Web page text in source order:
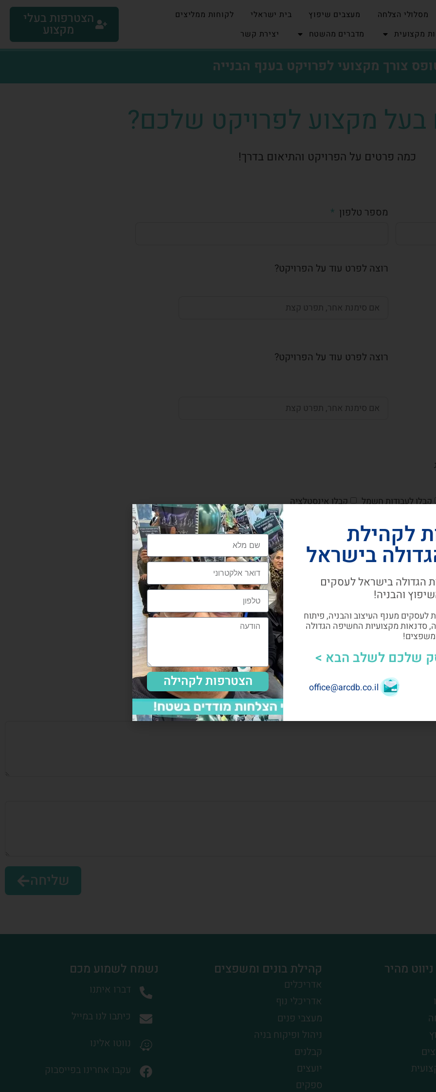
מסלולי הצלחה מעצבים שיפוץ בית ישראלי
לקוחות ממליצים
מקצועית
מדברים מהשטח יצירת קשר
הצטרפות בעלי
מקצוע
צורך מקצועי לפרויקט בענף הבנייה
מקצוע לפרויקט שלכם?
כמה פרטים על הפרויקט והתיאום בדרך!
מספר טלפון
רוצה לפרט עוד על הפרויקט?
רוצה לפרט עוד על הפרויקט?
קבלן לעבודות חשמל
קבלן אינסטלציה
חיפויים פרקטים
וילונות וטפטים
בריכות דקים
חלונות תרמים
חימום תת רצפתי
יועץ תאורה
מרכז הארץ צפון
שליחה
ניווט מהיר קהילת בונים ומשפצים
אדריכלים
אדריכלי נוף
מעצבי פנים
ניהול ופיקוח בניה
קבלנים
יועצים
ספקים
נשמח לשמוע מכם
דברו איתנו
כיתבו לנו במייל
נווטו אלינו
עקבו אחרינו בפייסבוק
לקהילת
בישראל
הגדולה בישראל לעסקים
והבניה!
אמיתית לעסקים מענף העיצוב והבניה, פיתוח
סדנאות מקצועיות החשיפה הגדולה
שלכם לשלב הבא >
office@arcdb.co.il הצטרפות לקהילה